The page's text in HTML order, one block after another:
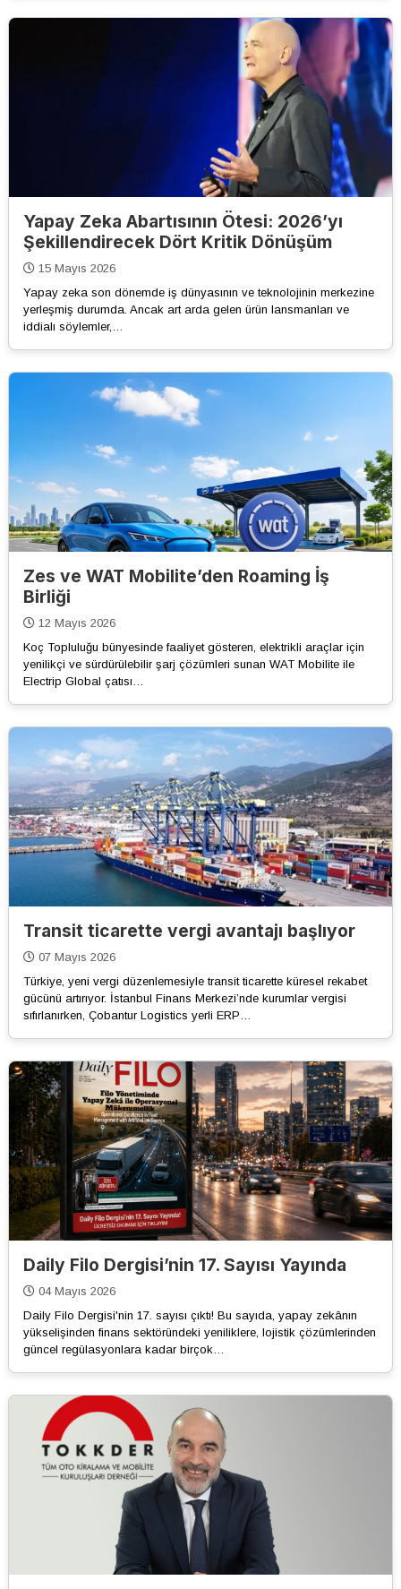
Yapay Zeka Abartısının Ötesi: 2026’yı
Şekillendirecek Dört Kritik Dönüşüm
15 Mayıs 2026
Yapay zeka son dönemde iş dünyasının ve teknolojinin merkezine
yerleşmiş durumda. Ancak art arda gelen ürün lansmanları ve
iddialı söylemler,…
Zes ve WAT Mobilite’den Roaming İş
Birliği
12 Mayıs 2026
Koç Topluluğu bünyesinde faaliyet gösteren, elektrikli araçlar için
yenilikçi ve sürdürülebilir şarj çözümleri sunan WAT Mobilite ile
Electrip Global çatısı…
Transit ticarette vergi avantajı başlıyor
07 Mayıs 2026
Türkiye, yeni vergi düzenlemesiyle transit ticarette küresel rekabet
gücünü artırıyor. İstanbul Finans Merkezi’nde kurumlar vergisi
sıfırlanırken, Çobantur Logistics yerli ERP…
Daily Filo Dergisi’nin 17. Sayısı Yayında
04 Mayıs 2026
Daily Filo Dergisi'nin 17. sayısı çıktı! Bu sayıda, yapay zekânın
yükselişinden finans sektöründeki yeniliklere, lojistik çözümlerinden
güncel regülasyonlara kadar birçok…